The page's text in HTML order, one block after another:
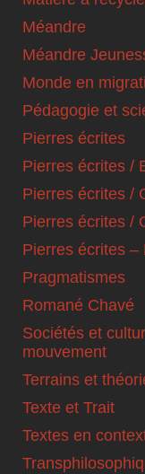
Méandre
Méandre
Monde en
Pédagogie et
Pierres écrites
Pierres écrites /
Pierres écrites /
Pierres écrites /
Pierres écrites –
Pragmatismes
Romané Chavé
Sociétés et
mouvement
Terrains et
Texte et Trait
Textes en